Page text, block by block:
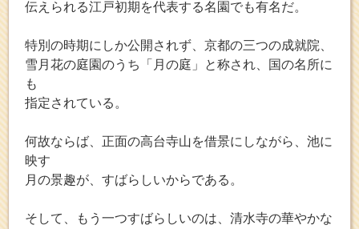
伝えられる江戸初期を代表する名園でも有名だ。
特別の時期にしか公開されず、京都の三つの成就院、
雪月花の庭園のうち「月の庭」と称され、国の名所に
も
指定されている。
何故ならば、正面の高台寺山を借景にしながら、池に
映す
月の景趣が、すばらしいからである。
そして、もう一つすばらしいのは、清水寺の華やかな